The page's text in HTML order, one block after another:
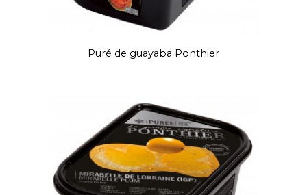
Puré de guayaba Ponthier